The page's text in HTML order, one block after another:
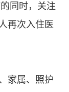
同时，关注
再次入住医
家属、照护